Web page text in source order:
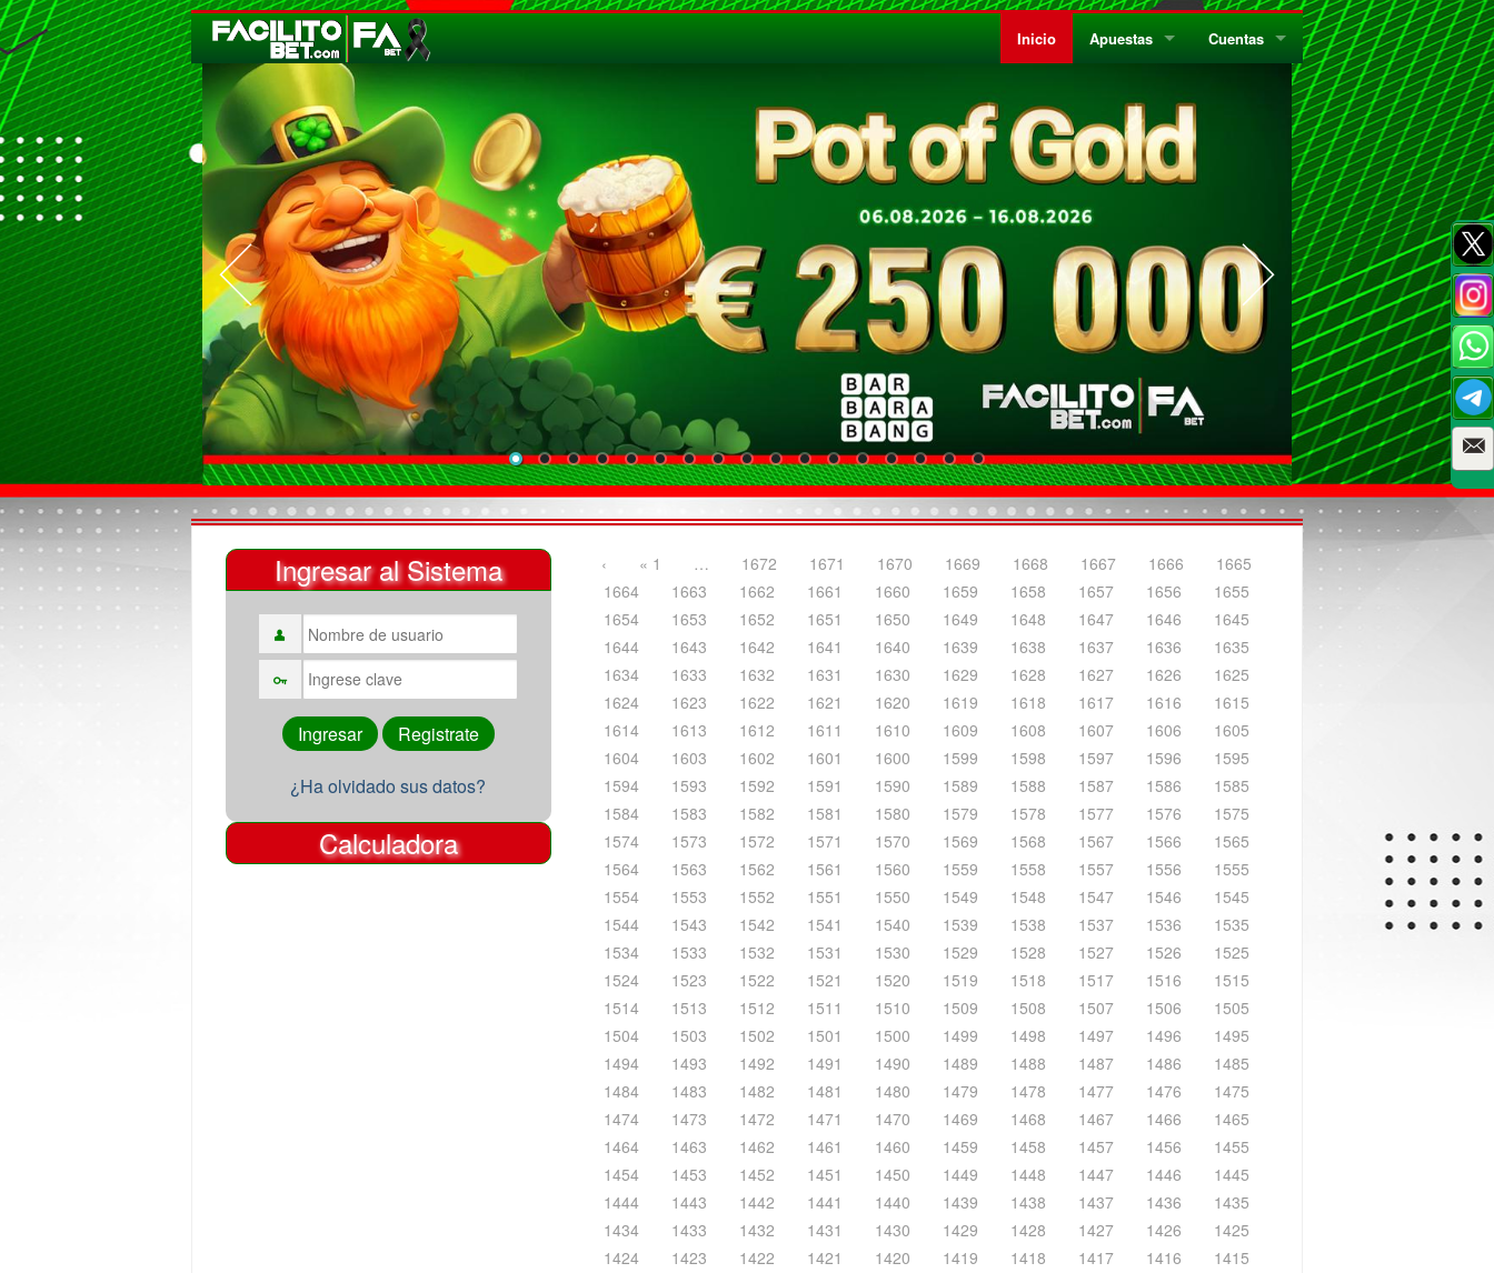
Inicio Apuestas
¿Qué es el Sistema Parley?
Privacidad
Como Jugar Bingo
Cuentas
Preguntas Frecuentes
Reglas Generales
Ingresar al Sistema
¿Ha olvidado sus datos?
Calculadora
‹ « 1 … 1672 1671 1670 1669 1668 1667 1666
1665
1664
1663 1662 1661 1660 1659 1658 1657 1656
1655
1654
1653 1652 1651 1650 1649 1648 1647 1646
1645
1644
1643 1642 1641 1640 1639 1638 1637 1636
1635
1634
1633 1632 1631 1630 1629 1628 1627 1626
1625
1624
1623 1622 1621 1620 1619 1618 1617 1616
1615
1614
1613 1612 1611 1610 1609 1608 1607 1606
1605
1604
1603 1602 1601 1600 1599 1598 1597 1596
1595
1594
1593 1592 1591 1590 1589 1588 1587 1586
1585
1584
1583 1582 1581 1580 1579 1578 1577 1576
1575
1574
1573 1572 1571 1570 1569 1568 1567 1566
1565
1564
1563 1562 1561 1560 1559 1558 1557 1556
1555
1554
1553 1552 1551 1550 1549 1548 1547 1546
1545
1544
1543 1542 1541 1540 1539 1538 1537 1536
1535
1534
1533 1532 1531 1530 1529 1528 1527 1526
1525
1524
1523 1522 1521 1520 1519 1518 1517 1516
1515
1514
1513 1512 1511 1510 1509 1508 1507 1506
1505
1504
1503 1502 1501 1500 1499 1498 1497 1496
1495
1494
1493 1492 1491 1490 1489 1488 1487 1486
1485
1484
1483 1482 1481 1480 1479 1478 1477 1476
1475
1474
1473 1472 1471 1470 1469 1468 1467 1466
1465
1464
1463 1462 1461 1460 1459 1458 1457 1456
1455
1454
1453 1452 1451 1450 1449 1448 1447 1446
1445
1444
1443 1442 1441 1440 1439 1438 1437 1436
1435
1434
1433 1432 1431 1430 1429 1428 1427 1426
1425
1424
1423 1422 1421 1420 1419 1418 1417 1416
1415